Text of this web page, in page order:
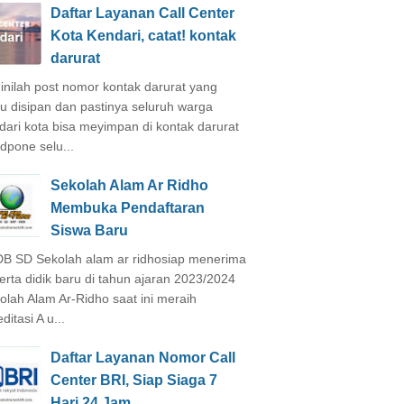
Daftar Layanan Call Center
Kota Kendari, catat! kontak
darurat
post nomor kontak darurat yang
disipan dan pastinya seluruh warga
kota bisa meyimpan di kontak darurat
selu...
Sekolah Alam Ar Ridho
Membuka Pendaftaran
Siswa Baru
SD Sekolah alam ar ridhosiap menerima
didik baru di tahun ajaran 2023/2024
Alam Ar-Ridho saat ini meraih
A u...
Daftar Layanan Nomor Call
Center BRI, Siap Siaga 7